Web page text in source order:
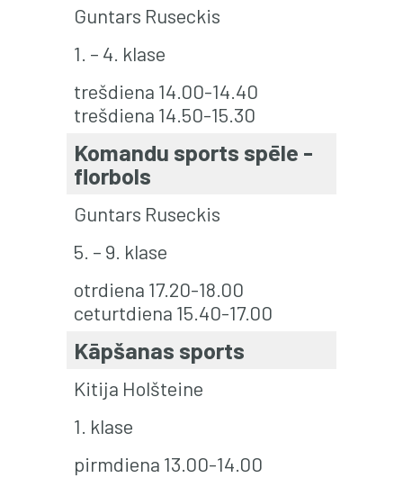
Guntars Ruseckis
1. – 4. klase
trešdiena 14.00-14.40
trešdiena 14.50-15.30
Komandu sports spēle -
florbols
Guntars Ruseckis
5. – 9. klase
otrdiena 17.20-18.00
ceturtdiena 15.40-17.00
Kāpšanas sports
Kitija Holšteine
1. klase
pirmdiena 13.00-14.00